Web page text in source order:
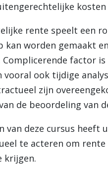
rente speelt een
kan worden gemaakt
Complicerende factor
vooral ook tijdige
zijn
de beoordeling van
van deze cursus heeft
te acteren om
krijgen.